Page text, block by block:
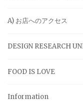
A) お店へのアクセス
DESIGN RESEARCH
FOOD IS LOVE
Information